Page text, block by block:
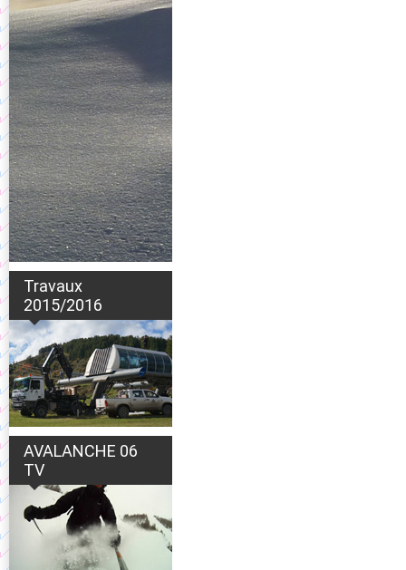
Travaux
2015/2016
AVALANCHE 06
TV